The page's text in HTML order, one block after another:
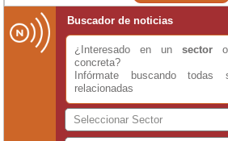
Buscador de noticias
¿Interesado en un sector
concreta?
Infórmate buscando todas
relacionadas